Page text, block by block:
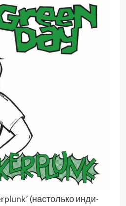
(настолько инди-